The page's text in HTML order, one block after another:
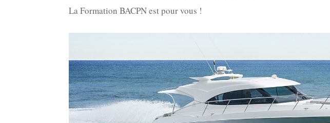
La Formation BACPN est pour vous !